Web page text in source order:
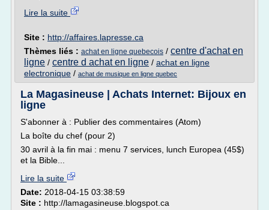
Lire la suite
Site : http://affaires.lapresse.ca
Thèmes liés : achat en ligne quebecois / centre d'achat en
ligne / centre d achat en ligne / achat en ligne
electronique / achat de musique en ligne quebec
La Magasineuse | Achats Internet: Bijoux en
ligne
S'abonner à : Publier des commentaires (Atom)
La boîte du chef (pour 2)
30 avril à la fin mai : menu 7 services, lunch Europea (45$)
et la Bible...
Lire la suite
Date: 2018-04-15 03:38:59
Site : http://lamagasineuse.blogspot.ca